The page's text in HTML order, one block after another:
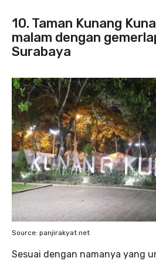
10. Taman Kunang
malam dengan
Surabaya
Source: panjirakyat.net
Sesuai dengan namanya yang